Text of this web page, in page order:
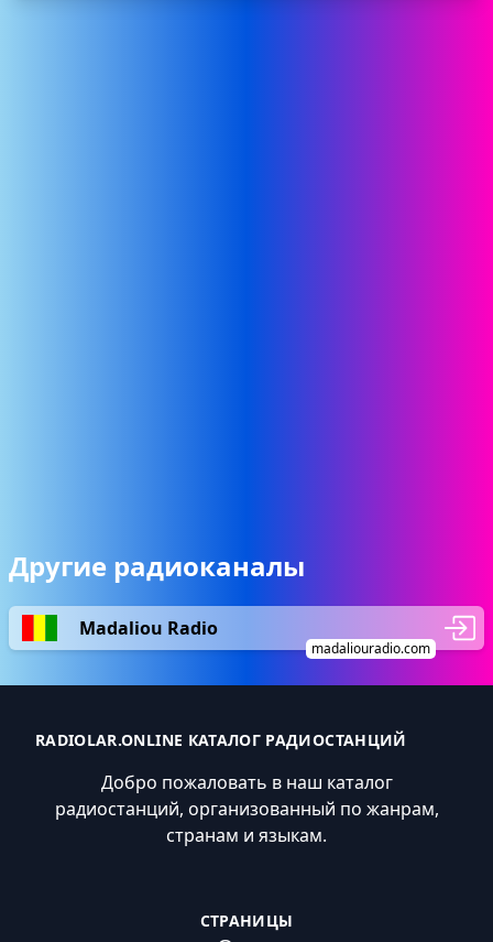
Другие радиоканалы
Madaliou Radio
madaliouradio.com
RADIOLAR.ONLINE КАТАЛОГ РАДИОСТАНЦИЙ
Добро пожаловать в наш каталог
радиостанций, организованный по жанрам,
странам и языкам.
СТРАНИЦЫ